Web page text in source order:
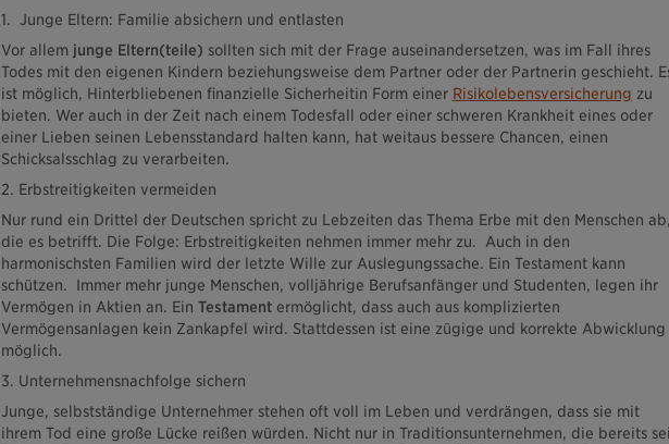
1. Junge Eltern: Familie absichern und entlasten
Vor allem junge Eltern(teile) sollten sich mit der Frage auseinandersetzen, was im Fall ihres
Todes mit den eigenen Kindern beziehungsweise dem Partner oder der Partnerin geschieht.
ist möglich, Hinterbliebenen finanzielle Sicherheitin Form einer Risikolebensversicherung zu
bieten. Wer auch in der Zeit nach einem Todesfall oder einer schweren Krankheit eines oder
einer Lieben seinen Lebensstandard halten kann, hat weitaus bessere Chancen, einen
Schicksalsschlag zu verarbeiten.
2. Erbstreitigkeiten vermeiden
Nur rund ein Drittel der Deutschen spricht zu Lebzeiten das Thema Erbe mit den Menschen
die es betrifft. Die Folge: Erbstreitigkeiten nehmen immer mehr zu. Auch in den
harmonischsten Familien wird der letzte Wille zur Auslegungssache. Ein Testament kann
schützen. Immer mehr junge Menschen, volljährige Berufsanfänger und Studenten, legen ihr
Vermögen in Aktien an. Ein Testamentermöglicht, dass auch aus komplizierten
Vermögensanlagen kein Zankapfel wird. Stattdessen ist eine zügige und korrekte Abwicklung
möglich.
3. Unternehmensnachfolge sichern
Junge, selbstständige Unternehmer stehen oft voll im Leben und verdrängen, dass sie mit
ihrem Tod eine große Lücke reißen würden. Nicht nur in Traditionsunternehmen, die bereits